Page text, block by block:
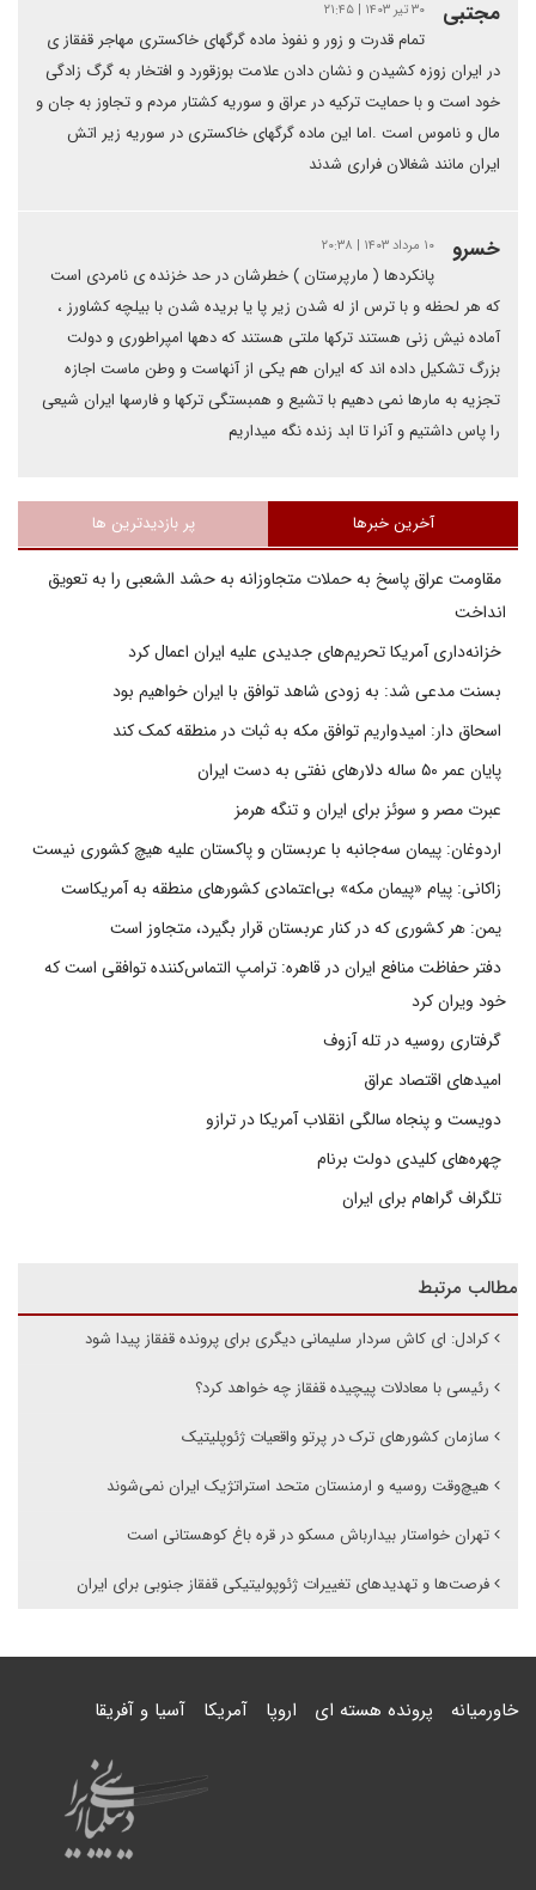
مجتبی ۳۰ تیر ۱۴۰۳ | ۲۱:۴۵
تمام قدرت و زور و نفوذ ماده گرگهای خاکستری مهاجر قفقاز ی
در ایران زوزه کشیدن و نشان دادن علامت بوزقورد و افتخار به گرگ زادگی
خود است و با حمایت ترکیه در عراق و سوریه کشتار مردم و تجاوز به جان و
مال و ناموس است .اما این ماده گرگهای خاکستری در سوریه زیر اتش
ایران مانند شغالان فراری شدند
خسرو ۱۰ مرداد ۱۴۰۳ | ۲۰:۳۸
پانکردها ( مارپرستان ) خطرشان در حد خزنده ی نامردی است
که هر لحظه و با ترس از له شدن زیر پا یا بریده شدن با بیلچه کشاورز ،
آماده نیش زنی هستند ترکها ملتی هستند که دهها امپراطوری و دولت
بزرگ تشکیل داده اند که ایران هم یکی از آنهاست و وطن ماست اجازه
تجزیه به مارها نمی دهیم با تشیع و همبستگی ترکها و فارسها ایران شیعی
را پاس داشتیم و آنرا تا ابد زنده نگه میداریم
آخرین خبرها پر بازدیدترین ها
مقاومت عراق پاسخ به حملات متجاوزانه به حشد الشعبی را به تعویق
انداخت
خزانه‌داری آمریکا تحریم‌های جدیدی علیه ایران اعمال کرد
بسنت مدعی شد: به زودی شاهد توافق با ایران خواهیم بود
اسحاق دار: امیدواریم توافق مکه به ثبات در منطقه کمک کند
پایان عمر ۵۰ ساله دلارهای نفتی به دست ایران
عبرت مصر و سوئز برای ایران و تنگه هرمز
اردوغان: پیمان سه‌جانبه با عربستان و پاکستان علیه هیچ کشوری نیست
زاکانی: پیام «پیمان مکه» بی‌اعتمادی کشورهای منطقه به آمریکاست
یمن: هر کشوری که در کنار عربستان قرار بگیرد، متجاوز است
دفتر حفاظت منافع ایران در قاهره: ترامپ التماس‌کننده توافقی است که
خود ویران کرد
گرفتاری روسیه در تله آزوف
امیدهای اقتصاد عراق
دویست و پنجاه سالگی انقلاب آمریکا در ترازو
چهره‌های کلیدی دولت برنام
تلگراف گراهام برای ایران
مطالب مرتبط
کرادل: ای کاش سردار سلیمانی دیگری برای پرونده قفقاز پیدا شود
رئیسی با معادلات پیچیده قفقاز چه خواهد کرد؟
سازمان کشورهای ترک در پرتو واقعیات ژئوپلیتیک
هیچ‌وقت روسیه و ارمنستان متحد استراتژیک ایران نمی‌شوند
تهران خواستار بیدارباش مسکو در قره باغ کوهستانی است
فرصت‌ها و تهدیدهای تغییرات ژئوپولیتیکی قفقاز جنوبی برای ایران
خاورمیانه پرونده هسته ای اروپا آمریکا آسیا و آفریقا